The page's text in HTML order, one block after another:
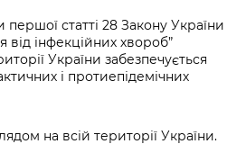
прийому громадян
про публічну
рішень, дій чи
запит /
request
в умовах воєнного
coverage of
першої статті 28 Закону України
від інфекційних хвороб”
України забезпечується
і протиепідемічних
на всій території України.